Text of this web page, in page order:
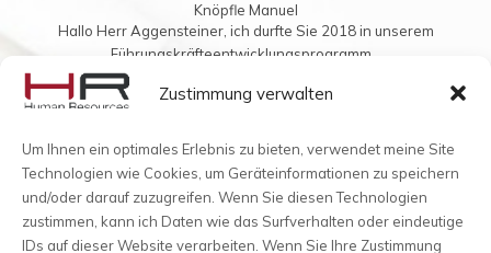
Zustimmung verwalten
Um Ihnen ein optimales Erlebnis zu bieten, verwendet meine Site
Technologien wie Cookies, um Geräteinformationen zu speichern
und/oder darauf zuzugreifen. Wenn Sie diesen Technologien
zustimmen, kann ich Daten wie das Surfverhalten oder eindeutige
IDs auf dieser Website verarbeiten. Wenn Sie Ihre Zustimmung
Knöpfle Manuel
Hallo Herr Aggensteiner, ich durfte Sie 2018 in unserem
Führungskräfteentwicklungsprogramm...
Vielleicht möchten Sie mir auch was ins Buch schreiben?